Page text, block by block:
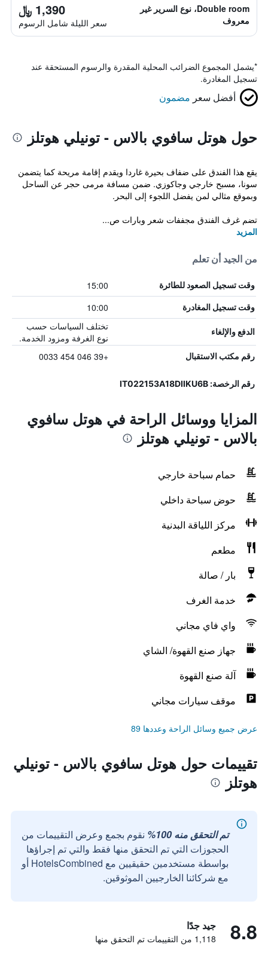
Double room، نوع السرير غير
معروف
1,390 ﷼
سعر الليلة شامل الرسوم
*يشمل المجموع الضرائب المحلية المقدرة والرسوم المستحقة عند
تسجيل المغادرة.
أفضل سعر مضمون
حول هوتل سافوي بالاس - تونيلي هوتلز
يقع هذا الفندق على ضفاف بحيرة غاردا ويقدم إقامة مريحة كما يتضمن
سونا، مسبح خارجي وجاكوزي. ضمن مسافة مرمى حجر عن الساحل
وبموقع مثالي لمن يفضل اللجوء إلى البحر.
تضم غرف الفندق مجففات شعر وبارات ص...
المزيد
من الجيد أن تعلم
وقت تسجيل الصعود للطائرة 15:00
وقت تسجيل المغادرة 10:00
الدفع والإلغاء
تختلف السياسات حسب
نوع الغرفة ومزود الخدمة.
رقم مكتب الاستقبال +39 046 454 0033
رقم الرخصة: IT022153A18DIIKU6B
المزايا ووسائل الراحة في هوتل سافوي
بالاس - تونيلي هوتلز
حمام سباحة خارجي
حوض سباحة داخلي
مركز اللياقة البدنية
مطعم
بار / صالة
خدمة الغرف
واي فاي مجاني
جهاز صنع القهوة/ الشاي
آلة صنع القهوة
موقف سيارات مجاني
عرض جميع وسائل الراحة وعددها 89
تقييمات حول هوتل سافوي بالاس - تونيلي
هوتلز
تم التحقق منه 100%
نقوم بجمع وعرض التقييمات من
الحجوزات التي تم التحقق منها فقط والتي تم إجراؤها
بواسطة مستخدمين حقيقيين مع HotelsCombined أو
مع شركائنا الخارجيين الموثوقين.
8.8 جيد جدًا
1,118 من التقييمات تم التحقق منها